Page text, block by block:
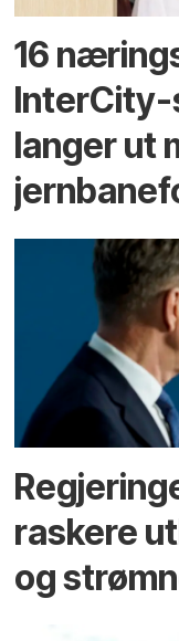
16
langer ut
raskere
og